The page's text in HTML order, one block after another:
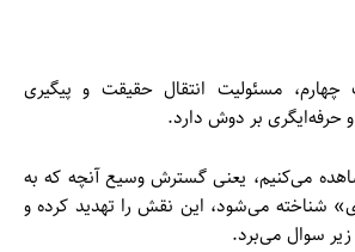
چهارم، مسئولیت انتقال حقیقت و پیگیری
و حرفه‌ایگری بر دوش دارد.
می‌کنیم، یعنی گسترش وسیع آنچه که به
شناخته می‌شود، این نقش را تهدید کرده و
زیر سوال می‌برد.